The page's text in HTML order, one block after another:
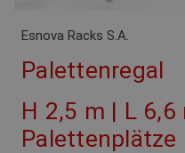
Esnova Racks S.A.
Palettenregal
H 2,5 m | L 6,6
Palettenplätze